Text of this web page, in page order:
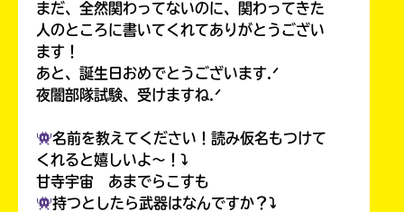
まだ、全然関わってないのに、関わってきた
人のところに書いてくれてありがとうござい
ます！
あと、誕生日おめでとうございます.ᐟ
夜闇部隊試験、受けますね.ᐟ
名前を教えてください！読み仮名もつけて
くれると嬉しいよ〜！⤵︎
甘寺宇宙 あまでらこすも
持つとしたら武器はなんですか？⤵︎